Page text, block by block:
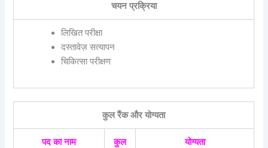
चयन प्रक्रिया
लिखित परीक्षा
दस्तावेज़ सत्यापन
चिकित्सा परीक्षण
कुल रैंक और योग्यता
पद का नाम कुल योग्यता